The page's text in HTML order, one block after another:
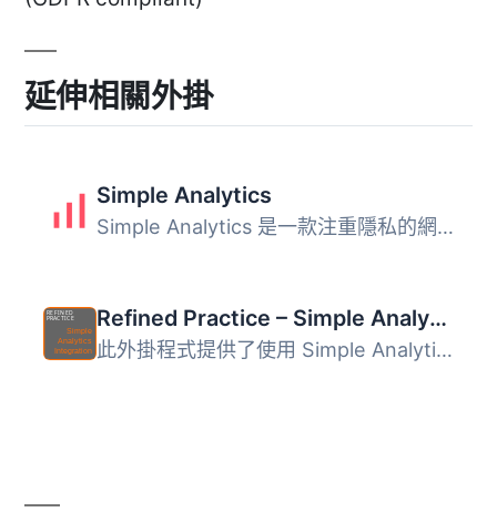
延伸相關外掛
Simple Analytics
Simple Analytics 是一款注重隱私的網站流量分析外掛，無需使...
Refined Practice – Simple Analytics Integration
此外掛程式提供了使用 Simple Analytics 分析服務所需的程式...